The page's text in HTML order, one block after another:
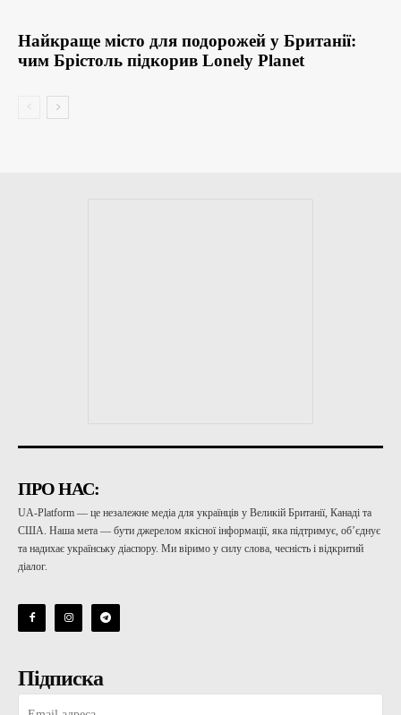
Найкраще місто для подорожей у Британії:
чим Брістоль підкорив Lonely Planet
ПРО НАС:
UA-Platform — це незалежне медіа для українців у Великій Британії, Канаді та
США. Наша мета — бути джерелом якісної інформації, яка підтримує, об’єднує
та надихає українську діаспору. Ми віримо у силу слова, чесність і відкритий
діалог.
Підписка